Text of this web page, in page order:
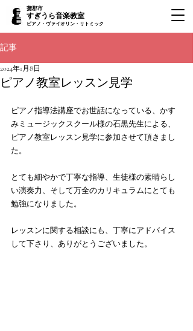
蒲郡市
すぎうら音楽教室
ピアノ・ヴァイオリン・リトミック
記事
ピアノ教室レッスン見学
2024年1月8日
ピアノ指導法講座でお世話になっている、かす
みミュージックスクール様の石黒先生による、
ピアノ教室レッスン見学に参加させて頂きまし
た。
とても細やかで丁寧な指導、生徒様の素晴らし
い演奏力、そして万全のカリキュラムにとても
勉強になりました。
レッスンに関する相談にも、丁寧にアドバイス
して下さり、ありがとうございました。